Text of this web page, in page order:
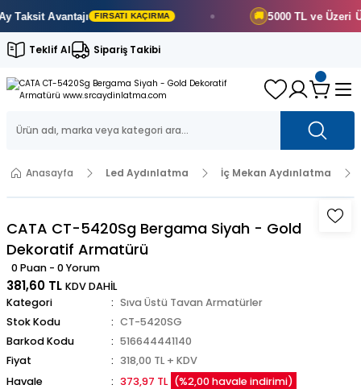
Avantajı FIRSATI KAÇIRMA 5000 TL ve Üzeri
Teklif Al Sipariş Takibi
Anasayfa Led Aydınlatma İç Mekan Aydınlatma
CATA CT-5420Sg Bergama Siyah - Gold
Dekoratif Armatürü
0 Puan - 0 Yorum
381,60 TL KDV DAHİL
Kategori
Sıva Üstü Tavan Armatürler
Stok Kodu
CT-5420SG
Barkod Kodu
516644441140
Fiyat
318,00 TL + KDV
Havale
373,97 TL (%2,00 havale indirimi)